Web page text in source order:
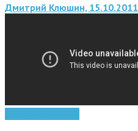
Дмитрий Клюшин, 15.10.2011